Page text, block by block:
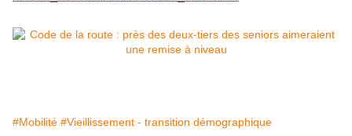
#Mobilité #Vieillissement - transition démographique